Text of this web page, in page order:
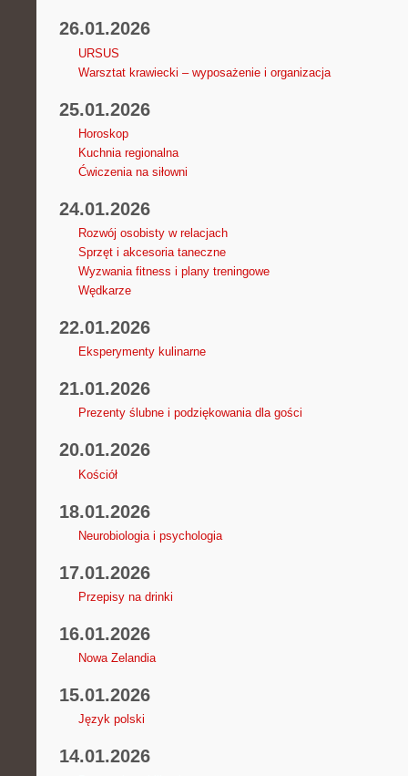
26.01.2026
URSUS
Warsztat krawiecki – wyposażenie i organizacja
25.01.2026
Horoskop
Kuchnia regionalna
Ćwiczenia na siłowni
24.01.2026
Rozwój osobisty w relacjach
Sprzęt i akcesoria taneczne
Wyzwania fitness i plany treningowe
Wędkarze
22.01.2026
Eksperymenty kulinarne
21.01.2026
Prezenty ślubne i podziękowania dla gości
20.01.2026
Kościół
18.01.2026
Neurobiologia i psychologia
17.01.2026
Przepisy na drinki
16.01.2026
Nowa Zelandia
15.01.2026
Język polski
14.01.2026